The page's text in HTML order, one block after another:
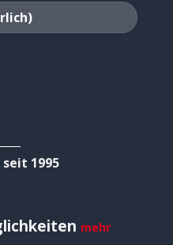
1995
mehr